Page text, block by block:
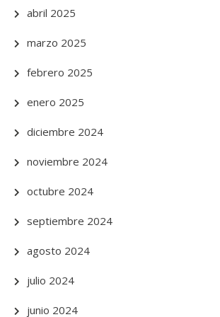
abril 2025
marzo 2025
febrero 2025
enero 2025
diciembre 2024
noviembre 2024
octubre 2024
septiembre 2024
agosto 2024
julio 2024
junio 2024